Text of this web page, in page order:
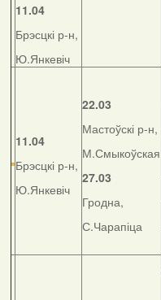
11.04
Брэсцкі р-н,
Ю.Янкевіч
11.04
Брэсцкі р-н,
Ю.Янкевіч
22.03
Мастоўскі р-н,
М.Смыкоўская
27.03
Гродна,
С.Чарапіца